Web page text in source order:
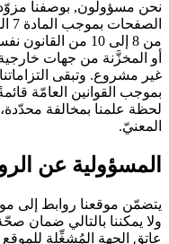
نحن مسؤولون, بوصفنا
من 8 إلى 10 من
أو المخزَّنة من جهات
غير مشروع. وتبقى
بموجب القوانين العامّة
لحظة علمنا بمخالفة محدّدة،
المعنيّ.
المسؤولية عن
يتضمّن موقعنا روابط إلى
ولا يمكننا بالتالي ضمان
عاتق الجهة المُشغِّلة